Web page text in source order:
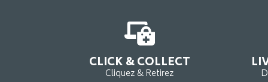
CLICK & COLLECT
Cliquez & Retirez